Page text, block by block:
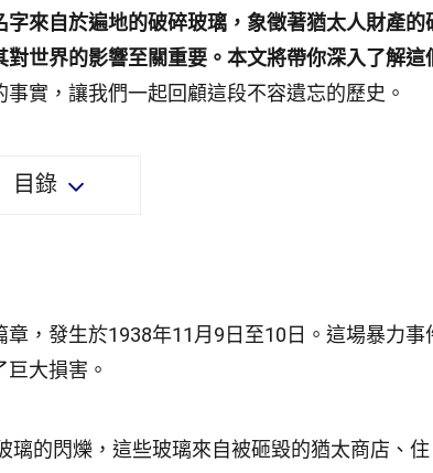
字來自於遍地的破碎玻璃，象徵著猶太人財產的
世界的影響至關重要。本文將帶你深入了解這
實，讓我們一起回顧這段不容遺忘的歷史。
目錄
，發生於1938年11月9日至10日。這場暴力事
大損害。
璃的閃爍，這些玻璃來自被砸毀的猶太商店、住